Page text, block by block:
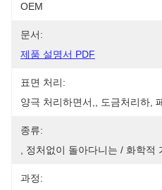
OEM
문서:
제품 설명서 PDF
표면 처리:
양극 처리하면서,, 도금처리하,
종류:
, 정처없이 돌아다니는 / 화학
과정: